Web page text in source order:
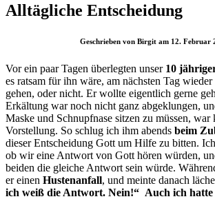
Alltägliche Entscheidung
Geschrieben von Birgit am 12. Februar
Vor ein paar Tagen überlegten unser 10
es ratsam für ihn wäre, am nächsten Tag
gehen, oder nicht. Er wollte eigentlich gerne
Erkältung war noch nicht ganz abgeklungen,
Maske und Schnupfnase sitzen zu müssen, war
Vorstellung. So schlug ich ihm abends beim
dieser Entscheidung Gott um Hilfe zu bitten.
ob wir eine Antwort von Gott hören würden,
beiden die gleiche Antwort sein würde.
er einen Hustenanfall, und meinte danach
ich weiß die Antwort. Nein!“ Auch ich hatte